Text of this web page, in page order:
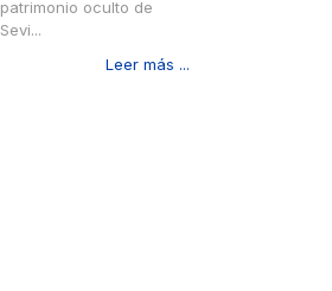
patrimonio oculto de
Sevi...
Leer más ...